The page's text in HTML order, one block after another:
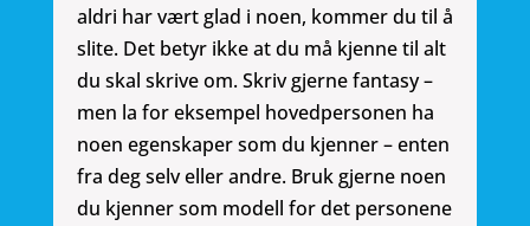
aldri har vært glad i noen, kommer du til å
slite. Det betyr ikke at du må kjenne til alt
du skal skrive om. Skriv gjerne fantasy –
men la for eksempel hovedpersonen ha
noen egenskaper som du kjenner – enten
fra deg selv eller andre. Bruk gjerne noen
du kjenner som modell for det personene